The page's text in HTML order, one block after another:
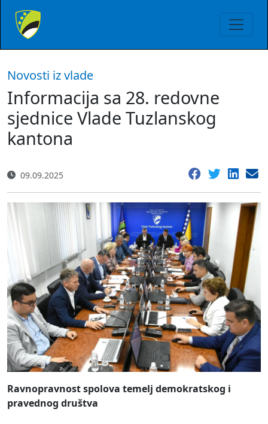
Novosti iz vlade
Informacija sa 28. redovne
sjednice Vlade Tuzlanskog
kantona
09.09.2025
Ravnopravnost spolova temelj demokratskog i
pravednog društva